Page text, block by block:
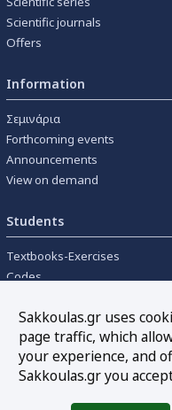
Scientific journals
Offers
Information
Σεμινάρια
Forthcoming events
Announcements
View on demand
Students
Textbooks-Exercises
Codes
Tools
Online interest calculation
Sakkoulas.gr uses
page traffic, which
your experience, and
Sakkoulas.gr you